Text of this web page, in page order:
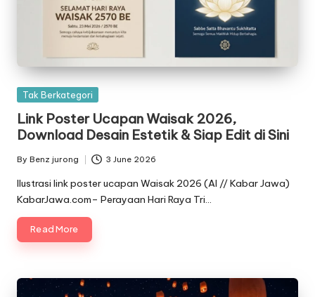
Posted
Tak Berkategori
Link Poster Ucapan Waisak 2026,
Download Desain Estetik & Siap Edit di Sini
Posted
by
By Benz jurong 3 June 2026
Ilustrasi link poster ucapan Waisak 2026 (AI // Kabar Jawa)
KabarJawa.com– Perayaan Hari Raya Tri…
Read More